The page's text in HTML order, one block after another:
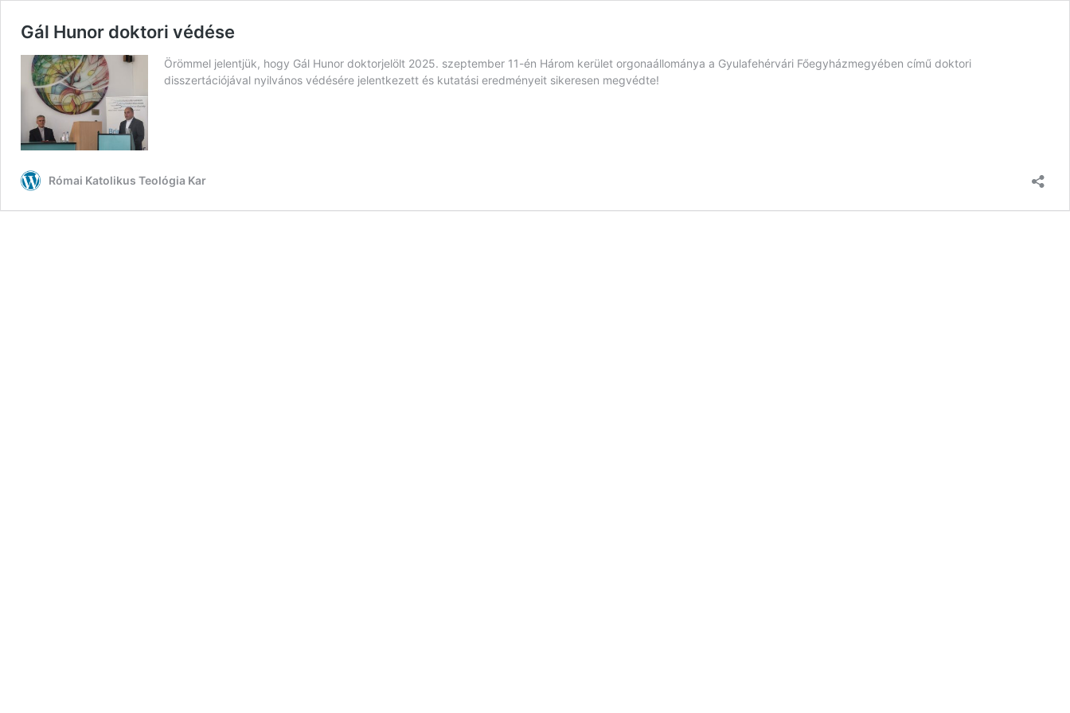
Gál Hunor doktori védése
Örömmel jelentjük, hogy Gál Hunor doktorjelölt 2025. szeptember 11-én Három kerület orgonaállománya a Gyulafehérvári Főegyházmegyében című doktori
disszertációjával nyilvános védésére jelentkezett és kutatási eredményeit sikeresen megvédte!
Római Katolikus Teológia Kar